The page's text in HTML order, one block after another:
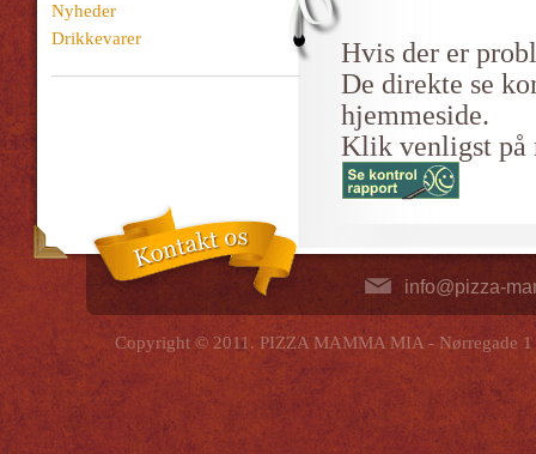
Nyheder
Drikkevarer
Hvis der er
De direkte se
hjemmeside.
Klik venligst på
info@pizza-
Copyright © 2011. PIZZA MAMMA MIA - Nørregade